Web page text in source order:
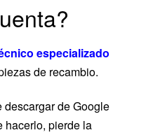
especializado
de recambio.
descargar de Google
hacerlo, pierde la